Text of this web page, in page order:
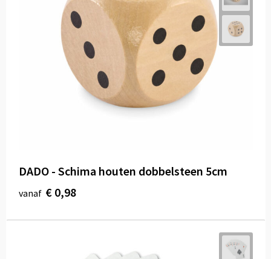
DADO - Schima houten dobbelsteen 5cm
vanaf € 0,98